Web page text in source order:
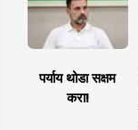
पर्याय थोडा सक्षम
करा!